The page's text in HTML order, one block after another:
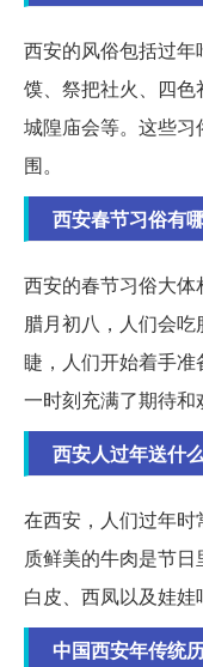
西安的风俗包括过
馍、祭把社火、四
城隍庙会等。这些
围。
西安春节习俗有
西安的春节习俗大
腊月初八，人们会
睫，人们开始着手
一时刻充满了期待和
西安人过年送什
在西安，人们过年
质鲜美的牛肉是节
白皮、西凤以及娃娃
中国西安年传统